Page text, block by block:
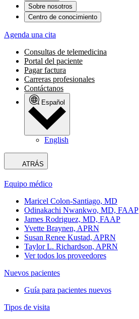
Sobre nosotros
Centro de conocimiento
Agenda una cita
Consultas de telemedicina
Portal del paciente
Pagar factura
Carreras profesionales
Contáctanos
Español
English
ATRÁS
Equipo médico
Maricel Colon-Santiago, MD
Odinakachi Nwankwo, MD, FAAP
James Rodriguez, MD, FAAP
Yvette Braynen, APRN
Susan Renee Kustad, APRN
Taylor L. Richardson, APRN
Ver todos los proveedores
Nuevos pacientes
Guía para pacientes nuevos
Tipos de visita